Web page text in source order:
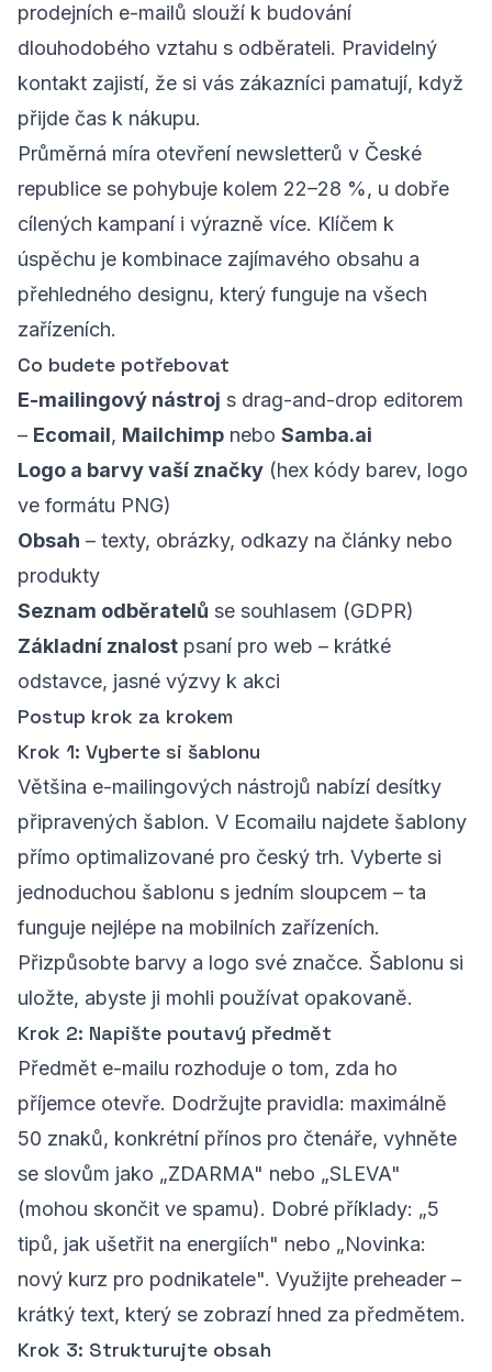
prodejních e-mailů slouží k budování
dlouhodobého vztahu s odběrateli. Pravidelný
kontakt zajistí, že si vás zákazníci pamatují, když
přijde čas k nákupu.
Průměrná míra otevření newsletterů v České
republice se pohybuje kolem 22–28 %, u dobře
cílených kampaní i výrazně více. Klíčem k
úspěchu je kombinace zajímavého obsahu a
přehledného designu, který funguje na všech
zařízeních.
Co budete potřebovat
E-mailingový nástroj s drag-and-drop editorem
– Ecomail, Mailchimp nebo Samba.ai
Logo a barvy vaší značky (hex kódy barev, logo
ve formátu PNG)
Obsah – texty, obrázky, odkazy na články nebo
produkty
Seznam odběratelů se souhlasem (GDPR)
Základní znalost psaní pro web – krátké
odstavce, jasné výzvy k akci
Postup krok za krokem
Krok 1: Vyberte si šablonu
Většina e-mailingových nástrojů nabízí desítky
připravených šablon. V Ecomailu najdete šablony
přímo optimalizované pro český trh. Vyberte si
jednoduchou šablonu s jedním sloupcem – ta
funguje nejlépe na mobilních zařízeních.
Přizpůsobte barvy a logo své značce. Šablonu si
uložte, abyste ji mohli používat opakovaně.
Krok 2: Napište poutavý předmět
Předmět e-mailu rozhoduje o tom, zda ho
příjemce otevře. Dodržujte pravidla: maximálně
50 znaků, konkrétní přínos pro čtenáře, vyhněte
se slovům jako „ZDARMA" nebo „SLEVA"
(mohou skončit ve spamu). Dobré příklady: „5
tipů, jak ušetřit na energiích" nebo „Novinka:
nový kurz pro podnikatele". Využijte preheader –
krátký text, který se zobrazí hned za předmětem.
Krok 3: Strukturujte obsah